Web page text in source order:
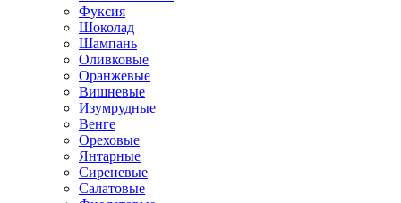
Фуксия
Шоколад
Шампань
Оливковые
Оранжевые
Вишневые
Изумрудные
Венге
Ореховые
Янтарные
Сиреневые
Салатовые